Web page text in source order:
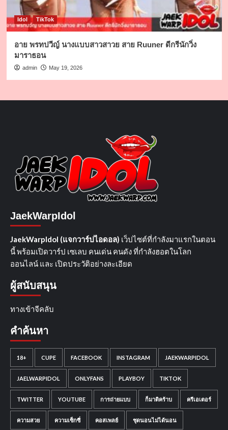
Idol TikTok
อาย พรทปวีญ์ นางแบบสาวสาวย สาย Ruuner ดีกรีนักวิ่ง
มาราธอน
admin May 19, 2026
JaekWarpIdol
JaekWarpIdol (แจกวาร์ปไอดอล) เว็ปไซต์ที่กำลังมาแรกในตอน
นี้ พร้อมเปิดวาร์ป เซเลบ คนเด่น คนดัง ที่กำลังฮอตในโลก
ออนไลน์ และ เปิดประวัติอย่างละเอียด
ผู้สนับสนุน
ทางเข้าจีคลับ
คำค้นหา
18+ CUPE FACEBOOK INSTAGRAM JAEKWARPIDOL
JAELWARPIDOL ONLYFANS PLAYBOY TIKTOK
TWITTER YOUTUBE การถ่ายแบบ ก็มาดิคร้าบ ครีเอเตอร์
ความสวย ความเซ็กซี่ คอสเพลย์ ชุดนอนไม่ได้นอน